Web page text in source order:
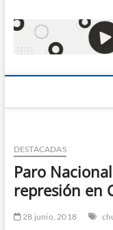
DESTACADAS
Paro
represión en
28 junio, 2018